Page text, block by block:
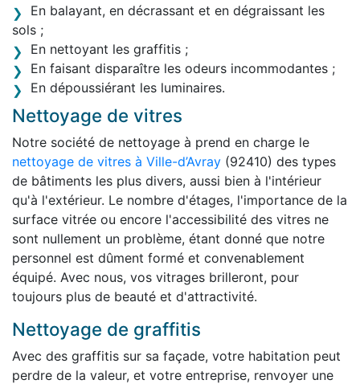
En balayant, en décrassant et en dégraissant les
sols ;
En nettoyant les graffitis ;
En faisant disparaître les odeurs incommodantes ;
En dépoussiérant les luminaires.
Nettoyage de vitres
Notre société de nettoyage à prend en charge le
nettoyage de vitres à Ville-d’Avray (92410) des types
de bâtiments les plus divers, aussi bien à l'intérieur
qu'à l'extérieur. Le nombre d'étages, l'importance de la
surface vitrée ou encore l'accessibilité des vitres ne
sont nullement un problème, étant donné que notre
personnel est dûment formé et convenablement
équipé. Avec nous, vos vitrages brilleront, pour
toujours plus de beauté et d'attractivité.
Nettoyage de graffitis
Avec des graffitis sur sa façade, votre habitation peut
perdre de la valeur, et votre entreprise, renvoyer une